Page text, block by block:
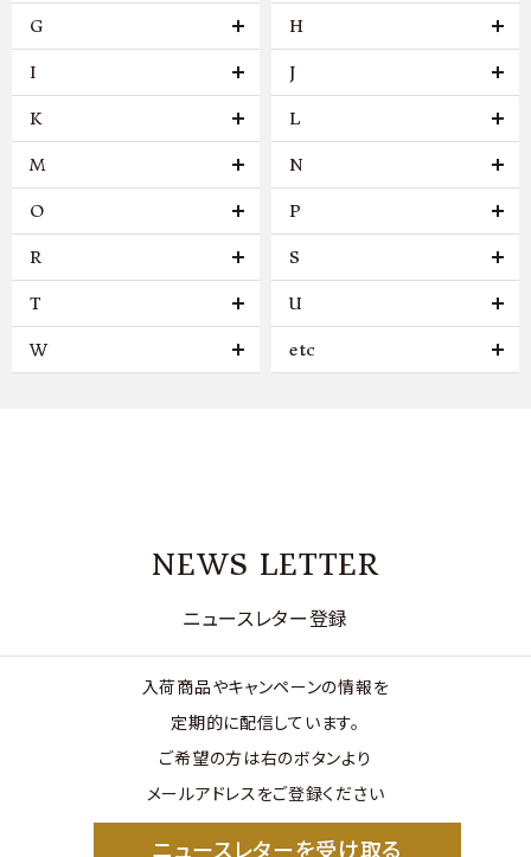
G H
I J
K L
M N
O P
R S
T U
W etc
NEWS LETTER
ニュースレター登録
入荷商品やキャンペーンの情報を
定期的に配信しています。
ご希望の方は右のボタンより
メールアドレスをご登録ください
ニュースレターを受け取る